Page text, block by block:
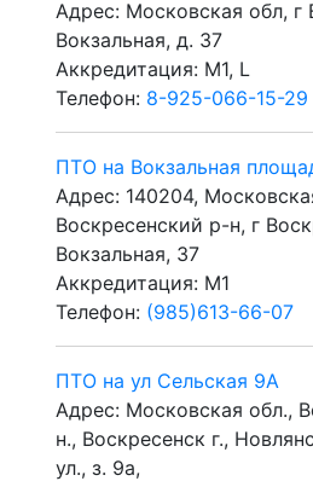
Адрес: Московская обл, г
Вокзальная, д. 37
Аккредитация: M1, L
Телефон: 8-925-066-15-29
ПТО на Вокзальная
Адрес: 140204,
Воскресенский р-н, г
Вокзальная, 37
Аккредитация: M1
Телефон: (985)613-66-07
ПТО на ул Сельская 9А
Адрес: Московская обл.,
н., Воскресенск г.,
ул., з. 9а,